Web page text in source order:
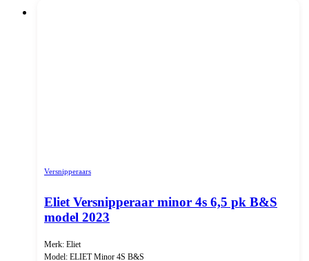
Versnipperaars
Eliet Versnipperaar minor 4s 6,5 pk B&S
model 2023
Merk: Eliet
Model: ELIET Minor 4S B&S